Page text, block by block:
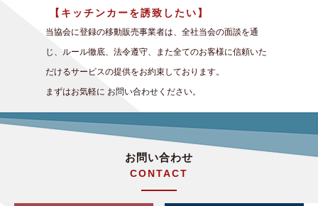
【キッチンカーを誘致したい】
当協会に登録の移動販売事業者は、全社当会の面談を通
じ、ルール徹底、法令遵守、また全てのお客様に信頼いた
だけるサービスの提供をお約束しております。
まずはお気軽に お問い合わせ ください。
お問い合わせ
CONTACT